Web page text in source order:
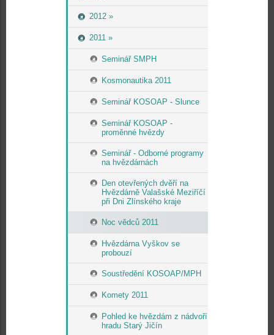
2012 »
2011 »
Seminář SMPH
Kosmonautika 2011
Seminář KOSOAP - Slunce
Seminář KOSOAP -
proměnné hvězdy
Seminář - Odborné programy
na hvězdárnách
Den otevřených dvěří na
Hvězdárně Valašské Meziříčí
při Dni Zlínského kraje
Noc vědců 2011
Hvězdárna Vyškov se
probouzí
Soustředění KOSOAP/MPH
Komety 2011
Pohled ke hvězdám z nádvoří
hradu Starý Jičín